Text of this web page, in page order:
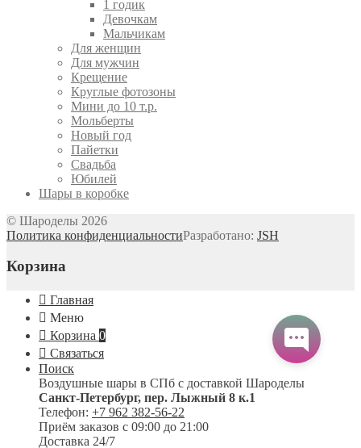
1 годик
Девочкам
Мальчикам
Для женщин
Для мужчин
Крещение
Круглые фотозоны
Мини до 10 т.р.
Мольберты
Новый год
Пайетки
Свадьба
Юбилей
Шары в коробке
© Шароделы 2026
Политика конфиденциальностиРазработано: JSH
Корзина
Главная
Меню
Корзина 0
Связаться
Поиск
Воздушные шары в СПб с доставкой Шароделы
Санкт-Петербург, пер. Лыжный 8 к.1
Телефон: +7 962 382-56-22
Приём заказов с 09:00 до 21:00
Доставка 24/7